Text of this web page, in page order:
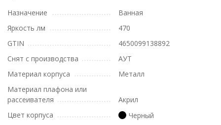
Назначение
Ванная
Яркость лм
470
GTIN
4650099138892
Снят с производства
АУТ
Материал корпуса
Металл
Материал плафона или
рассеивателя
Акрил
Цвет корпуса
Черный